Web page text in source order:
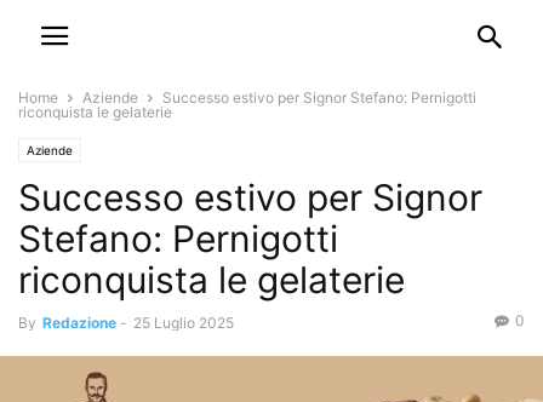
Home Aziende
Successo estivo per Signor Stefano: Pernigotti
riconquista le gelaterie
Aziende
Successo estivo per Signor
Stefano: Pernigotti
riconquista le gelaterie
By Redazione - 25 Luglio 2025 0